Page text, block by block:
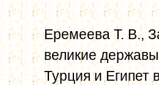
Еремеева Т. В.,
великие
Турция и Египет